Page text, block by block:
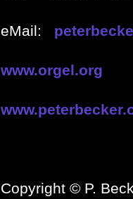
eMail:
www.orgel.org
Copyright © P.